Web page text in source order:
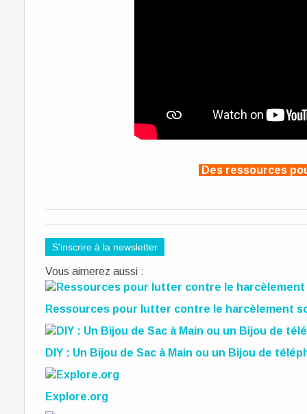
Des ressources
S'inscrire à la newsletter
Vous aimerez aussi :
Ressources pour lutter contre le harcèlement
DIY : Un Bijou de Sac à Main ou un Bijou de
Explore.org